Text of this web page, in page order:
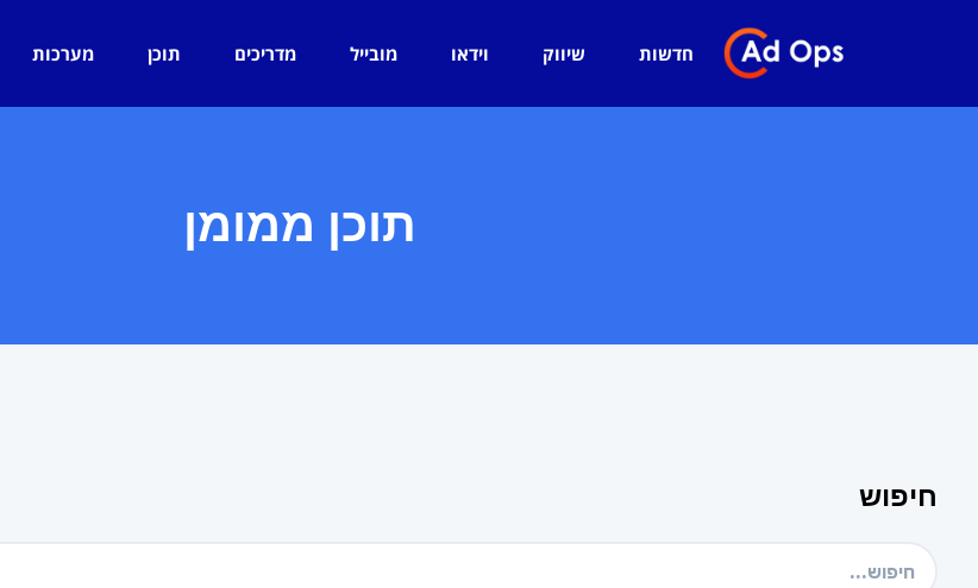
חדשות שיווק וידאו מובייל מדריכים תוכן מערכות
תוכן ממומן
חיפוש